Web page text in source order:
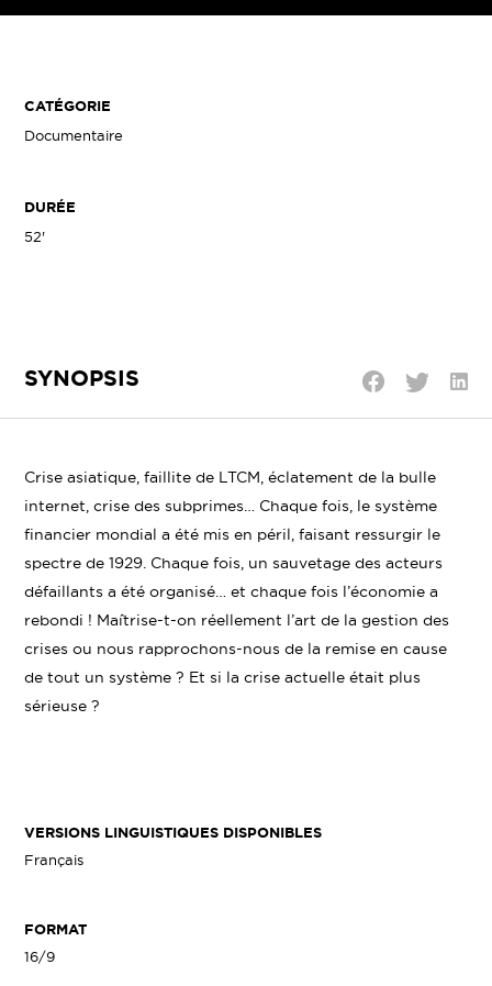
CATÉGORIE
Documentaire
DURÉE
52'
SYNOPSIS
Crise asiatique, faillite de LTCM, éclatement de la bulle
internet, crise des subprimes… Chaque fois, le système
financier mondial a été mis en péril, faisant ressurgir le
spectre de 1929. Chaque fois, un sauvetage des acteurs
défaillants a été organisé… et chaque fois l’économie a
rebondi ! Maîtrise-t-on réellement l’art de la gestion des
crises ou nous rapprochons-nous de la remise en cause
de tout un système ? Et si la crise actuelle était plus
sérieuse ?
VERSIONS LINGUISTIQUES DISPONIBLES
Français
FORMAT
16/9